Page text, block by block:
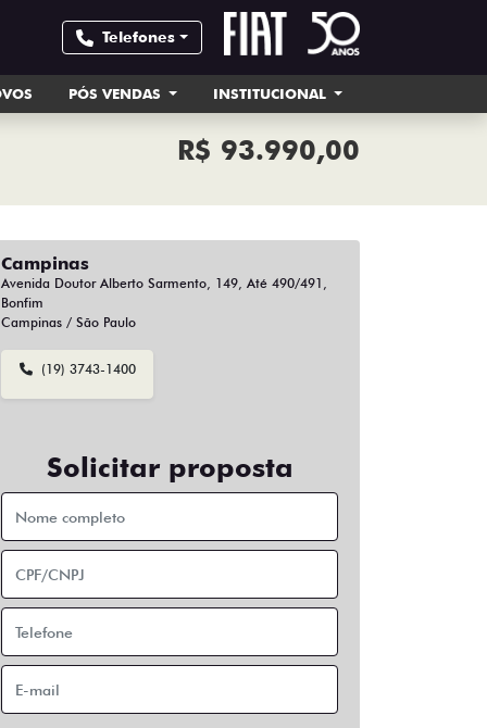
Telefones
PÓS VENDAS INSTITUCIONAL
R$ 93.990,00
Campinas
Avenida Doutor Alberto Sarmento, 149, Até 490/491,
Bonfim
Campinas / São Paulo
(19) 3743-1400
Solicitar proposta